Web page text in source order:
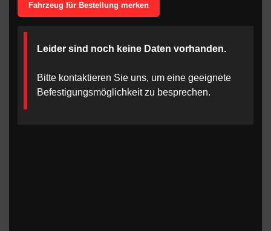
Fahrzeug für Bestellung merken
Leider sind noch keine Daten vorhanden.
Bitte kontaktieren Sie uns, um eine geeignete
Befestigungsmöglichkeit zu besprechen.